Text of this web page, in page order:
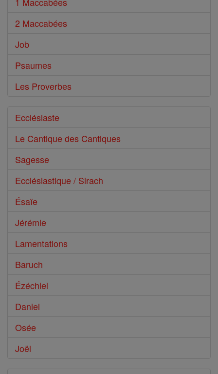
2 Maccabées
Job
Psaumes
Les Proverbes
Ecclésiaste
Le Cantique des Cantiques
Sagesse
Ecclésiastique / Sirach
Ésaïe
Jérémie
Lamentations
Baruch
Ézéchiel
Daniel
Osée
Joël